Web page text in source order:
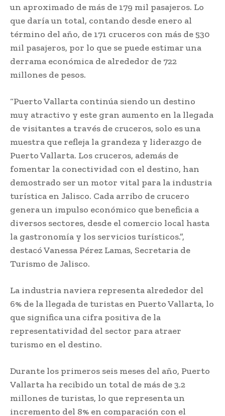
un aproximado de más de 179 mil pasajeros. Lo
que daría un total, contando desde enero al
término del año, de 171 cruceros con más de 530
mil pasajeros, por lo que se puede estimar una
derrama económica de alrededor de 722
millones de pesos.
“Puerto Vallarta continúa siendo un destino
muy atractivo y este gran aumento en la llegada
de visitantes a través de cruceros, solo es una
muestra que refleja la grandeza y liderazgo de
Puerto Vallarta. Los cruceros, además de
fomentar la conectividad con el destino, han
demostrado ser un motor vital para la industria
turística en Jalisco. Cada arribo de crucero
genera un impulso económico que beneficia a
diversos sectores, desde el comercio local hasta
la gastronomía y los servicios turísticos.”,
destacó Vanessa Pérez Lamas, Secretaria de
Turismo de Jalisco.
La industria naviera representa alrededor del
6% de la llegada de turistas en Puerto Vallarta, lo
que significa una cifra positiva de la
representatividad del sector para atraer
turismo en el destino.
Durante los primeros seis meses del año, Puerto
Vallarta ha recibido un total de más de 3.2
millones de turistas, lo que representa un
incremento del 8% en comparación con el